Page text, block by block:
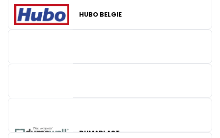
BRICO
HUBO BELGIE
CONSTRIX
DUMAPLAST